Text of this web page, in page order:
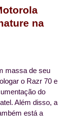
na
massa de seu
o Razr 70 e
do
Além disso, a
está a